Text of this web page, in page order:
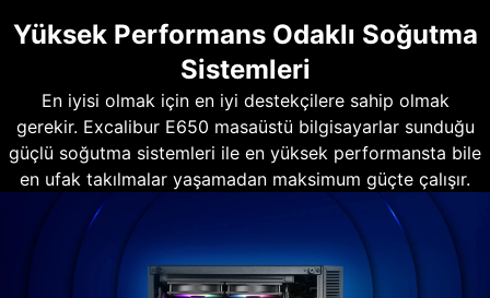
Yüksek Performans Odaklı Soğutma
Sistemleri
En iyisi olmak için en iyi destekçilere sahip olmak
gerekir. Excalibur E650 masaüstü bilgisayarlar sunduğu
güçlü soğutma sistemleri ile en yüksek performansta bile
en ufak takılmalar yaşamadan maksimum güçte çalışır.